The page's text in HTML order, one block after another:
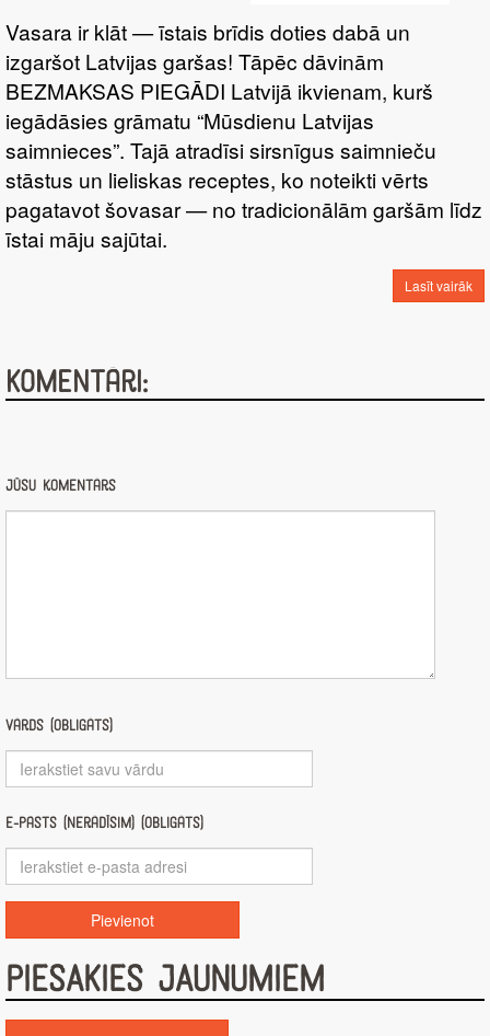
Vasara ir klāt — īstais brīdis doties dabā un
izgaršot Latvijas garšas! Tāpēc dāvinām
BEZMAKSAS PIEGĀDI Latvijā ikvienam, kurš
iegādāsies grāmatu “Mūsdienu Latvijas
saimnieces”. Tajā atradīsi sirsnīgus saimnieču
stāstus un lieliskas receptes, ko noteikti vērts
pagatavot šovasar — no tradicionālām garšām līdz
īstai māju sajūtai.
Lasīt vairāk
Komentāri:
Jūsu komentārs
Vārds (obligāts)
E-pasts (nerādīsim) (obligāts)
PIESAKIES JAUNUMIEM